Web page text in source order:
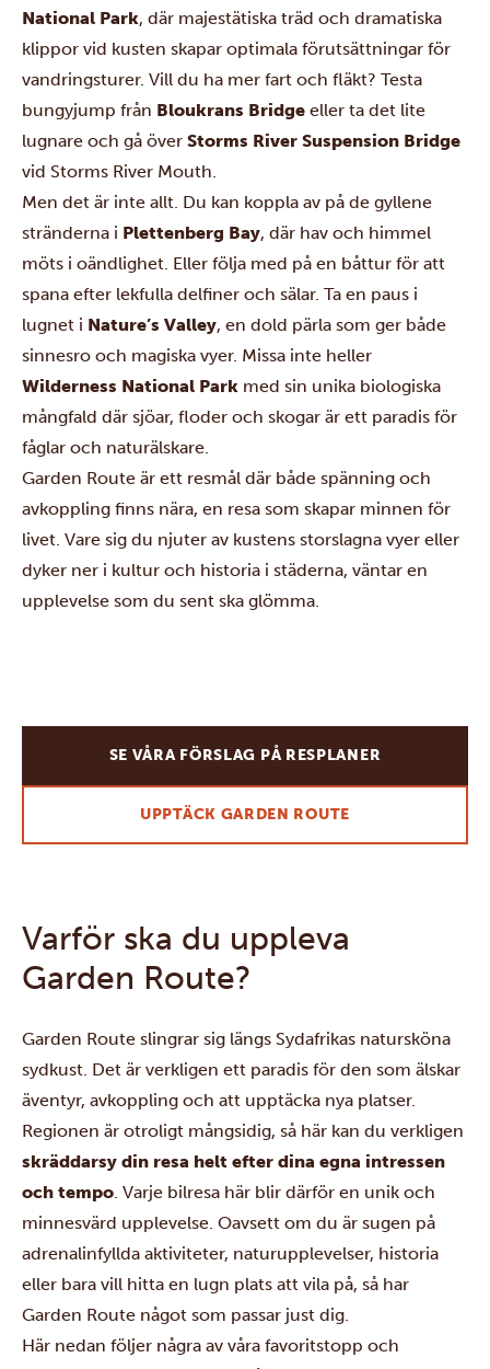
National Park, där majestätiska träd och dramatiska
klippor vid kusten skapar optimala förutsättningar för
vandringsturer. Vill du ha mer fart och fläkt? Testa
bungyjump från Bloukrans Bridge eller ta det lite
lugnare och gå över Storms River Suspension Bridge
vid Storms River Mouth.
Men det är inte allt. Du kan koppla av på de gyllene
stränderna i Plettenberg Bay, där hav och himmel
möts i oändlighet. Eller följa med på en båttur för att
spana efter lekfulla delfiner och sälar. Ta en paus i
lugnet i Nature’s Valley, en dold pärla som ger både
sinnesro och magiska vyer. Missa inte heller
Wilderness National Park med sin unika biologiska
mångfald där sjöar, floder och skogar är ett paradis för
fåglar och naturälskare.
Garden Route är ett resmål där både spänning och
avkoppling finns nära, en resa som skapar minnen för
livet. Vare sig du njuter av kustens storslagna vyer eller
dyker ner i kultur och historia i städerna, väntar en
upplevelse som du sent ska glömma.
SE VÅRA FÖRSLAG PÅ RESPLANER
UPPTÄCK GARDEN ROUTE
Varför ska du uppleva
Garden Route?
Garden Route slingrar sig längs Sydafrikas natursköna
sydkust. Det är verkligen ett paradis för den som älskar
äventyr, avkoppling och att upptäcka nya platser.
Regionen är otroligt mångsidig, så här kan du verkligen
skräddarsy din resa helt efter dina egna intressen
och tempo. Varje bilresa här blir därför en unik och
minnesvärd upplevelse. Oavsett om du är sugen på
adrenalinfyllda aktiviteter, naturupplevelser, historia
eller bara vill hitta en lugn plats att vila på, så har
Garden Route något som passar just dig.
Här nedan följer några av våra favoritstopp och